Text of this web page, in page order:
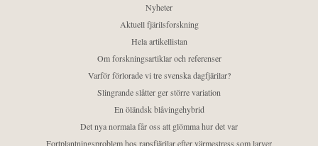
Nyheter
Aktuell fjärilsforskning
Hela artikellistan
Om forskningsartiklar och referenser
Varför förlorade vi tre svenska dagfjärilar?
Slingrande slåtter ger större variation
En öländsk blåvingehybrid
Det nya normala får oss att glömma hur det var
Fortplantningsproblem hos rapsfjärilar efter värmestress som larver